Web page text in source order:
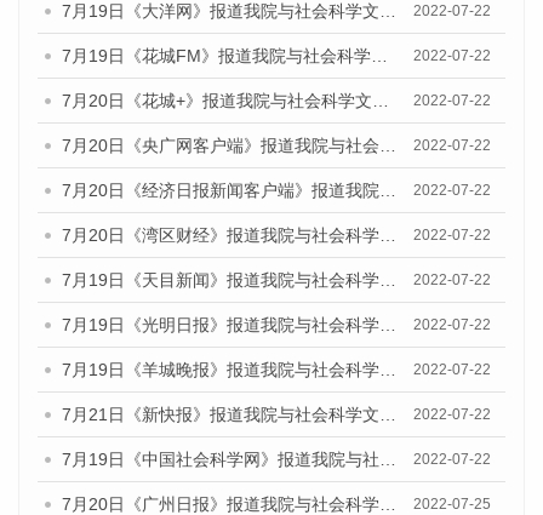
7月19日《大洋网》报道我院与社会科学文献出版社联合发布《广州蓝皮书：广州城乡融合发展报告(2022)》的媒体文章 2022-07-22
7月19日《花城FM》报道我院与社会科学文献出版社联合发布《广州蓝皮书：广州城乡融合发展报告(2022)》的媒体文章 2022-07-22
7月20日《花城+》报道我院与社会科学文献出版社联合发布《广州蓝皮书：广州城乡融合发展报告(2022)》的媒体文章 2022-07-22
7月20日《央广网客户端》报道我院与社会科学文献出版社联合发布《广州蓝皮书：广州城乡融合发展报告(2022)》的媒体文章 2022-07-22
7月20日《经济日报新闻客户端》报道我院与社会科学文献出版社联合发布《广州蓝皮书：广州城乡融合发展报告(2022)》的媒体文章 2022-07-22
7月20日《湾区财经》报道我院与社会科学文献出版社联合发布《广州蓝皮书：广州城乡融合发展报告(2022)》的媒体文章 2022-07-22
7月19日《天目新闻》报道我院与社会科学文献出版社联合发布《广州蓝皮书：广州城乡融合发展报告(2022)》的媒体文章 2022-07-22
7月19日《光明日报》报道我院与社会科学文献出版社联合发布《广州蓝皮书：广州城乡融合发展报告(2022)》的媒体文章 2022-07-22
7月19日《羊城晚报》报道我院与社会科学文献出版社联合发布《广州蓝皮书：广州城乡融合发展报告(2022)》的媒体文章 2022-07-22
7月21日《新快报》报道我院与社会科学文献出版社联合发布《广州蓝皮书：广州城乡融合发展报告(2022)》的媒体文章 2022-07-22
7月19日《中国社会科学网》报道我院与社会科学文献出版社联合发布《广州蓝皮书：广州城乡融合发展报告(2022)》的媒体文章 2022-07-22
7月20日《广州日报》报道我院与社会科学文献出版社联合发布《广州蓝皮书：广州城乡融合发展报告(2022)》的媒体文章 2022-07-25